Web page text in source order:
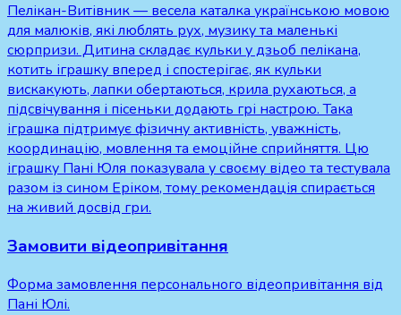
Пелікан-Витівник — весела каталка українською мовою
для малюків, які люблять рух, музику та маленькі
сюрпризи. Дитина складає кульки у дзьоб пелікана,
котить іграшку вперед і спостерігає, як кульки
вискакують, лапки обертаються, крила рухаються, а
підсвічування і пісеньки додають грі настрою. Така
іграшка підтримує фізичну активність, уважність,
координацію, мовлення та емоційне сприйняття. Цю
іграшку Пані Юля показувала у своєму відео та тестувала
разом із сином Еріком, тому рекомендація спирається
на живий досвід гри.
Замовити відеопривітання
Форма замовлення персонального відеопривітання від
Пані Юлі.